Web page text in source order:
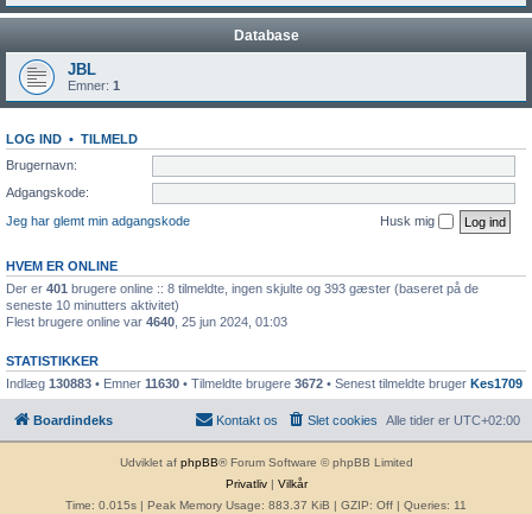
Database
JBL
Emner: 1
LOG IND • TILMELD
Brugernavn:
Adgangskode:
Jeg har glemt min adgangskode
Husk mig
HVEM ER ONLINE
Der er 401 brugere online :: 8 tilmeldte, ingen skjulte og 393 gæster (baseret på de
seneste 10 minutters aktivitet)
Flest brugere online var 4640 , 25 jun 2024, 01:03
STATISTIKKER
Indlæg 130883 • Emner 11630 • Tilmeldte brugere 3672 • Senest tilmeldte bruger Kes1709
Boardindeks Alle tider er UTC+02:00
Slet cookies
Kontakt os
Udviklet af phpBB® Forum Software © phpBB Limited
Privatliv| Vilkår
Time: 0.015s | Peak Memory Usage: 883.37 KiB | GZIP: Off | Queries: 11